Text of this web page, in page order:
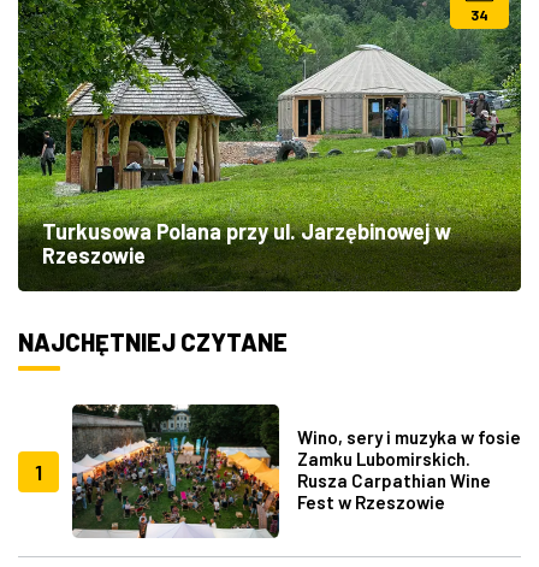
34
Turkusowa Polana przy ul. Jarzębinowej w
Rzeszowie
NAJCHĘTNIEJ CZYTANE
1
Wino, sery i muzyka w fosie
Zamku Lubomirskich.
Rusza Carpathian Wine
Fest w Rzeszowie